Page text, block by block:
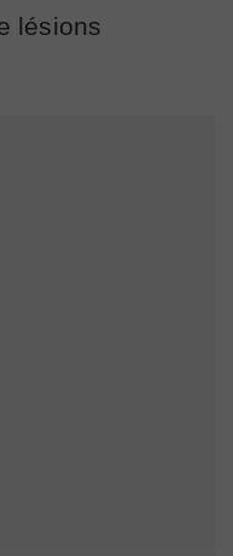
lésions